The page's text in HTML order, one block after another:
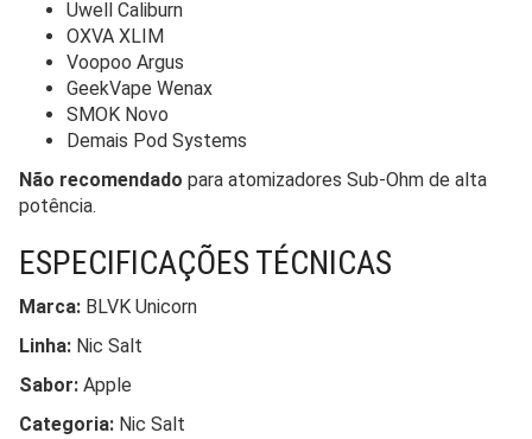
Uwell Caliburn
OXVA XLIM
Voopoo Argus
GeekVape Wenax
SMOK Novo
Demais Pod Systems
Não recomendado para atomizadores Sub-Ohm de alta
potência.
ESPECIFICAÇÕES TÉCNICAS
Marca: BLVK Unicorn
Linha: Nic Salt
Sabor: Apple
Categoria: Nic Salt